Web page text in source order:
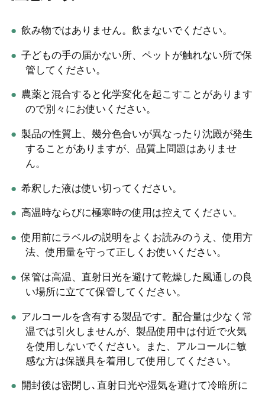
飲み物ではありません。飲まないでください。
子どもの手の届かない所、ペットが触れない所で保
管してください。
農薬と混合すると化学変化を起こすことがあります
ので別々にお使いください。
製品の性質上、幾分色合いが異なったり沈殿が発生
することがありますが、品質上問題はありませ
ん。
希釈した液は使い切ってください。
高温時ならびに極寒時の使用は控えてください。
使用前にラベルの説明をよくお読みのうえ、使用方
法、使用量を守って正しくお使いください。
保管は高温、直射日光を避けて乾燥した風通しの良
い場所に立てて保管してください。
アルコールを含有する製品です。配合量は少なく常
温では引火しませんが、製品使用中は付近で火気
を使用しないでください。また、アルコールに敏
感な方は保護具を着用して使用してください。
開封後は密閉し､直射日光や湿気を避けて冷暗所に